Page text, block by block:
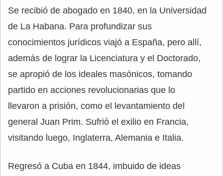
Se recibió de abogado en 1840, en la Universidad
de La Habana. Para profundizar sus
conocimientos jurídicos viajó a España, pero allí,
además de lograr la Licenciatura y el Doctorado,
se apropió de los ideales masónicos, tomando
partido en acciones revolucionarias que lo
llevaron a prisión, como el levantamiento del
general Juan Prim. Sufrió el exilio en Francia,
visitando luego, Inglaterra, Alemania e Italia.
Regresó a Cuba en 1844, imbuido de ideas